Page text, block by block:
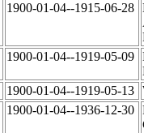
1900-01-04--1915-06-28
1900-01-04--1919-05-09
1900-01-04--1919-05-13
1900-01-04--1936-12-30